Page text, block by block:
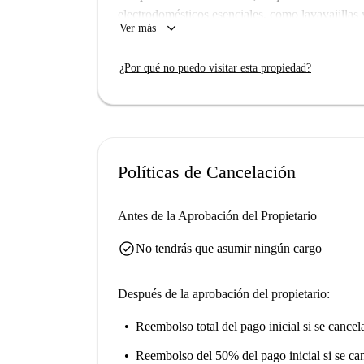
electrodomésticos esenciales, como
que garantiza una estancia cómoda durante los
electricidad, agua, gas y wifi, están incluidos en
Ubicado en Berlín, el apartamento está cerca
prácticas!
Ver más keyboard_arrow_down
¿Por qué no puedo visitar esta propiedad?
Políticas de Cancelación
Antes de la Aprobación del Propietario
check_circleNo tendrás que asumir ningún cargo
Después de la aprobación del propietario:
Reembolso total del pago inicial si se
Reembolso del 50% del pago inicial si se